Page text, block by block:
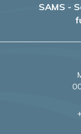
SAMS -